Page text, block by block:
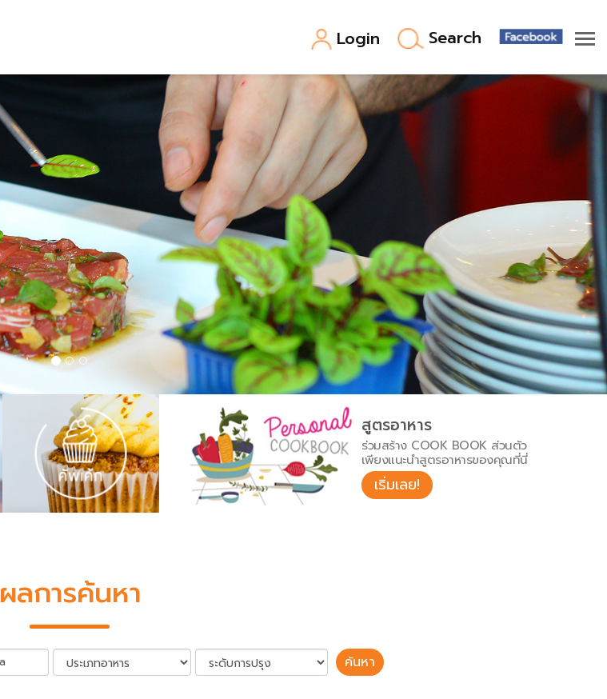
Login Search
สูตรอาหาร
ร่วมสร้าง COOK BOOK ส่วนตัว
เพียงแนะนำสูตรอาหารของคุณที่นี่
เริ่มเลย!
ผลการค้นหา
ค้นหา